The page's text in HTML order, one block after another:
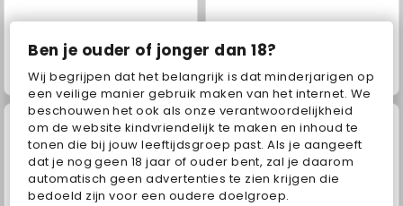
Ben je ouder of jonger dan 18?
Wij begrijpen dat het belangrijk is dat minderjarigen op
een veilige manier gebruik maken van het internet. We
beschouwen het ook als onze verantwoordelijkheid
om de website kindvriendelijk te maken en inhoud te
tonen die bij jouw leeftijdsgroep past. Als je aangeeft
dat je nog geen 18 jaar of ouder bent, zal je daarom
automatisch geen advertenties te zien krijgen die
bedoeld zijn voor een oudere doelgroep.
Grand Mahjong Connect Trollface Quest: USA 2